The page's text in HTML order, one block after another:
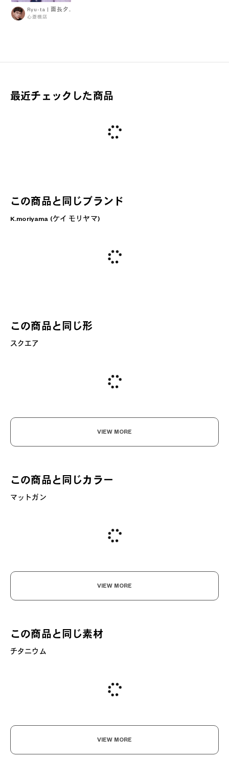
Ryu-ta | 面長タイプ
心斎橋店
最近チェックした商品
この商品と同じブランド
K.moriyama (ケイ モリヤマ)
この商品と同じ形
スクエア
VIEW MORE
この商品と同じカラー
マットガン
VIEW MORE
この商品と同じ素材
チタニウム
VIEW MORE
?
+¥0